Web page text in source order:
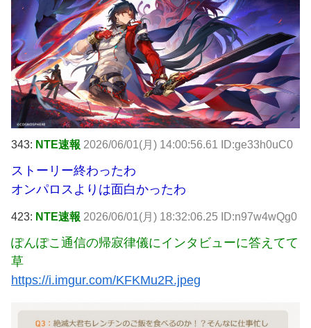
343: NTE速報 2026/06/01(月) 14:00:56.61 ID:ge33h0uC0
ストーリー終わったわ
オンパロスよりは面白かったわ
423: NTE速報 2026/06/01(月) 18:32:06.25 ID:n97w4wQg0
ぽんぽこ通信の帰寂律儀にインタビューに答えてて
草
https://i.imgur.com/KFKMu2R.jpeg